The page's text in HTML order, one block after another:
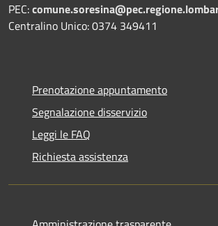
PEC:
Centralino Unico: 0374 349411
Prenotazione appuntamento
Segnalazione disservizio
Leggi le FAQ
Richiesta assistenza